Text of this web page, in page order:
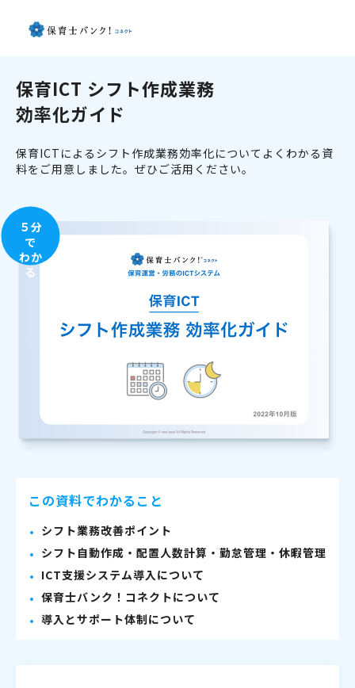
保育ICT シフト作成業務
効率化ガイド
保育ICTによるシフト作成業務効率化についてよくわかる資
料をご用意しました。ぜひご活用ください。
５分
で
わか
る
この資料でわかること
シフト業務改善ポイント
シフト自動作成・配置人数計算・勤怠管理・休暇管理
ICT支援システム導入について
保育士バンク！コネクトについて
導入とサポート体制について